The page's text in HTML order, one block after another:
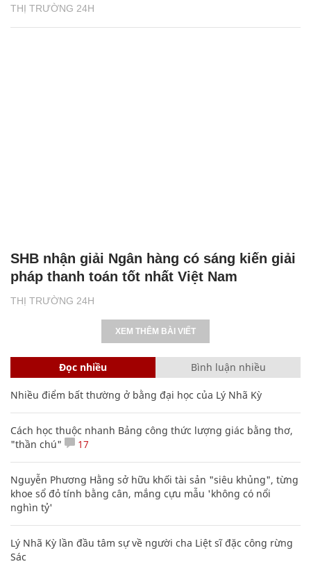
THỊ TRƯỜNG 24H
THỊ TRƯỜNG 24H
SHB nhận giải Ngân hàng có sáng kiến giải
pháp thanh toán tốt nhất Việt Nam
XEM THÊM BÀI VIẾT
Đọc nhiều Bình luận nhiều
Nhiều điểm bất thường ở bằng đại học của Lý Nhã Kỳ
Cách học thuộc nhanh Bảng công thức lượng giác bằng thơ,
"thần chú"
17
Nguyễn Phương Hằng sở hữu khối tài sản "siêu khủng", từng
khoe sổ đỏ tính bằng cân, mắng cựu mẫu 'không có nổi
nghìn tỷ'
Lý Nhã Kỳ lần đầu tâm sự về người cha Liệt sĩ đặc công rừng
Sác